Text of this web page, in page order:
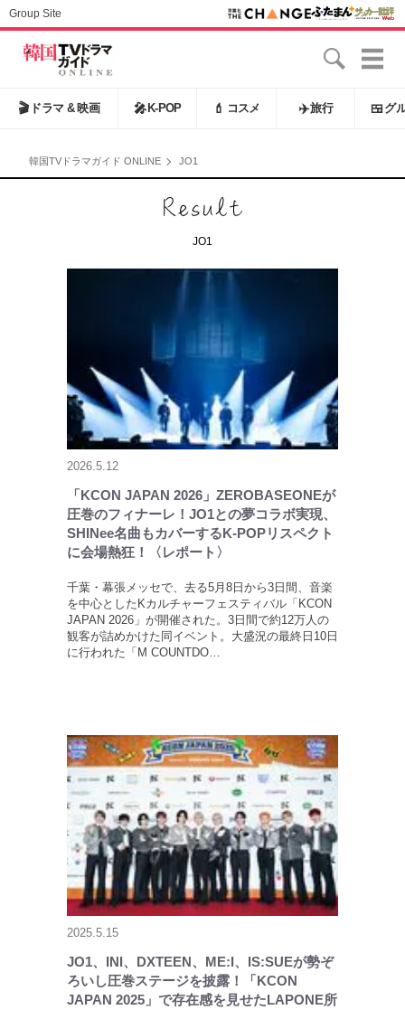
Group Site
🎬 ドラマ & 映画 🎤 K-POP 💄 コスメ ✈️旅行 🍱 グ
韓国TVドラマガイド ONLINE JO1
JO1
2026.5.12
「KCON JAPAN 2026」ZEROBASEONEが
圧巻のフィナーレ！JO1との夢コラボ実現、
SHINee名曲もカバーするK-POPリスペクト
に会場熱狂！〈レポート〉
千葉・幕張メッセで、去る5月8日から3日間、音楽
を中心としたKカルチャーフェスティバル「KCON
JAPAN 2026」が開催された。3日間で約12万人の
観客が詰めかけた同イベント。大盛況の最終日10日
に行われた「M COUNTDO…
2025.5.15
JO1、INI、DXTEEN、ME:I、IS:SUEが勢ぞ
ろいし圧巻ステージを披露！「KCON
JAPAN 2025」で存在感を見せたLAPONE所